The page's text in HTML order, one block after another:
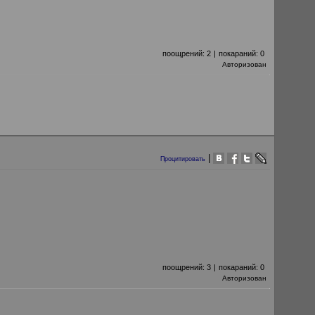
поощрений: 2 | покараний: 0
Авторизован
Процитировать
поощрений: 3 | покараний: 0
Авторизован